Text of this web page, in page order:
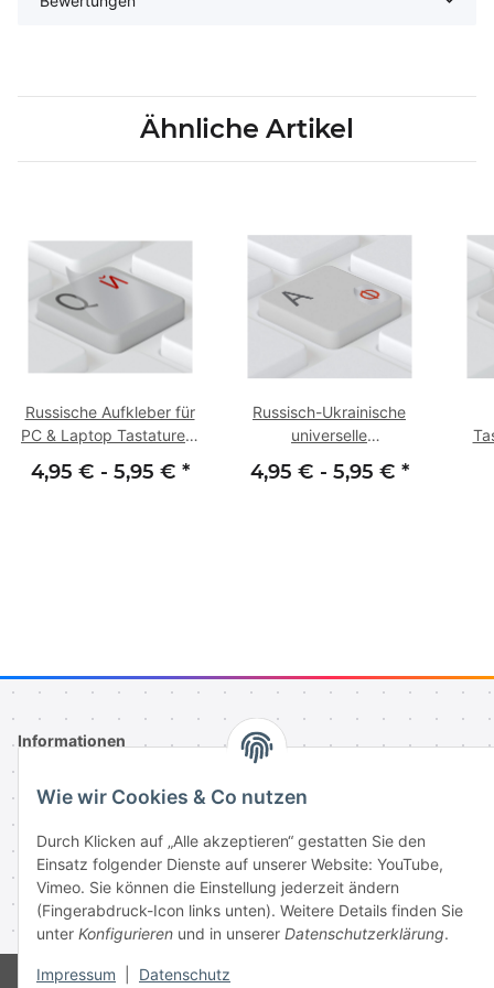
Wie wir Cookies & Co nutzen
Durch Klicken auf „Alle akzeptieren“ gestatten Sie den
Einsatz folgender Dienste auf unserer Website: YouTube,
Vimeo. Sie können die Einstellung jederzeit ändern
(Fingerabdruck-Icon links unten). Weitere Details finden Sie
unter Konfigurieren und in unserer Datenschutzerklärung.
Impressum Datenschutz
Ähnliche Artikel
Russische Aufkleber für
PC & Laptop Tastaturen,
Schutzlack
4,95 € - 5,95 € *
Russisch-Ukrainische
universelle
(5x6mm), transparent mit
4,95 € - 5,95 € *
Informationen
Gesetzliche Informationen
Vertrag widerrufen
* Alle Preise inkl. gesetzlicher USt., zzgl. Versand
© 2003-2026 Keystickers.de